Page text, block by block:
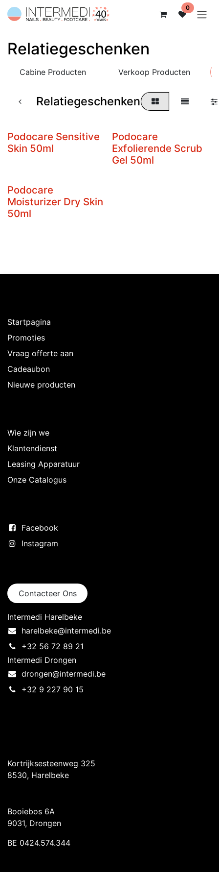
Overslaan naar inhoud 0
Relatiegeschenken
Cabine Producten Verkoop Producten
Relatiegeschenken
Podocare Sensitive
Skin 50ml
Podocare
Exfolierende Scrub
Gel 50ml
Podocare
Moisturizer Dry Skin
50ml
Startpagina
Promoties
Vraag offerte aan
Cadeaubon
Nieuwe producten
Wie zijn we
Klantendienst
Leasing Apparatuur
Onze Catalogus
Facebook
Instagram
Contacteer Ons
Intermedi Harelbeke
harelbeke@intermedi.be
+32 56 72 89 21
Intermedi Drongen
drongen@intermedi.be
+32 9 227 90 15
Kortrijksesteenweg 325
8530, Harelbeke
Booiebos 6A
9031, Drongen
BE 0424.574.344